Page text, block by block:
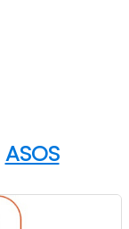
ASOS